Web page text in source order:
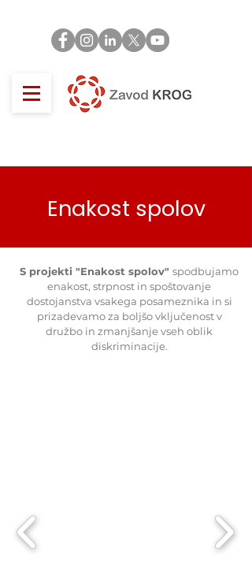
Enakost spolov
S projekti "Enakost spolov" spodbujamo
enakost, strpnost in spoštovanje
dostojanstva vsakega posameznika in si
prizadevamo za boljšo vključenost v
družbo in zmanjšanje vseh oblik
diskriminacije.